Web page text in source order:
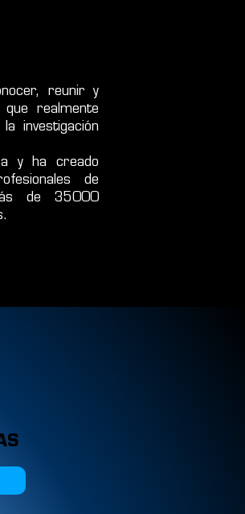
reunir y
realmente
investigación
y ha creado
de
de 35000